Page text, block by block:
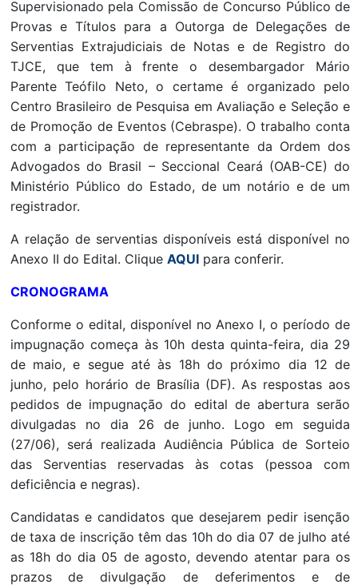
Supervisionado pela Comissão de Concurso Público de
Provas e Títulos para a Outorga de Delegações de
Serventias Extrajudiciais de Notas e de Registro do
TJCE, que tem à frente o desembargador Mário
Parente Teófilo Neto, o certame é organizado pelo
Centro Brasileiro de Pesquisa em Avaliação e Seleção e
de Promoção de Eventos (Cebraspe). O trabalho conta
com a participação de representante da Ordem dos
Advogados do Brasil – Seccional Ceará (OAB-CE) do
Ministério Público do Estado, de um notário e de um
registrador.
A relação de serventias disponíveis está disponível no
Anexo II do Edital. Clique AQUIpara conferir.
CRONOGRAMA
Conforme o edital, disponível no Anexo I, o período de
impugnação começa às 10h desta quinta-feira, dia 29
de maio, e segue até às 18h do próximo dia 12 de
junho, pelo horário de Brasília (DF). As respostas aos
pedidos de impugnação do edital de abertura serão
divulgadas no dia 26 de junho. Logo em seguida
(27/06), será realizada Audiência Pública de Sorteio
das Serventias reservadas às cotas (pessoa com
deficiência e negras).
Candidatas e candidatos que desejarem pedir isenção
de taxa de inscrição têm das 10h do dia 07 de julho até
as 18h do dia 05 de agosto, devendo atentar para os
prazos de divulgação de deferimentos e de